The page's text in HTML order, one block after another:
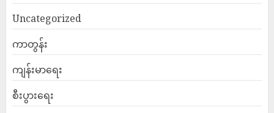
Uncategorized
ကာတွန်း
ကျန်းမာရေး
စီးပွားရေး